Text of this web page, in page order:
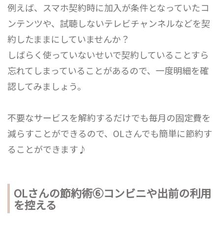
例えば、スマホ契約時に加入が条件となっていたコ
ンテンツや、試聴しないテレビチャンネルなどを契
約したままにしていませんか？
しばらく使っていないせいで契約していることすら
忘れてしまっていることがあるので、一度明細を確
認してみましょう。
不要なサービスを解約するだけでも毎月の固定費を
減らすことができるので、OLさんでも簡単に節約す
ることができます♪
OLさんの節約術⑥コンビニや出前の利用
を控える